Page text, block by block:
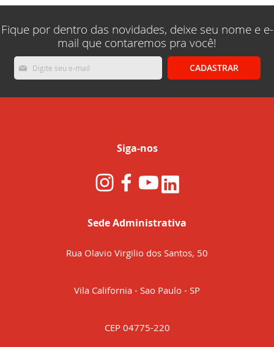
Fique por dentro das novidades, deixe seu nome e e-
mail que contaremos pra você!
Inscreva-
se
nossa
CADASTRAR
Siga-nos
Sede Administrativa
Rua Olavio Virgilio dos Santos, 50
Vila California - Sao Paulo - SP
CEP 04775-220